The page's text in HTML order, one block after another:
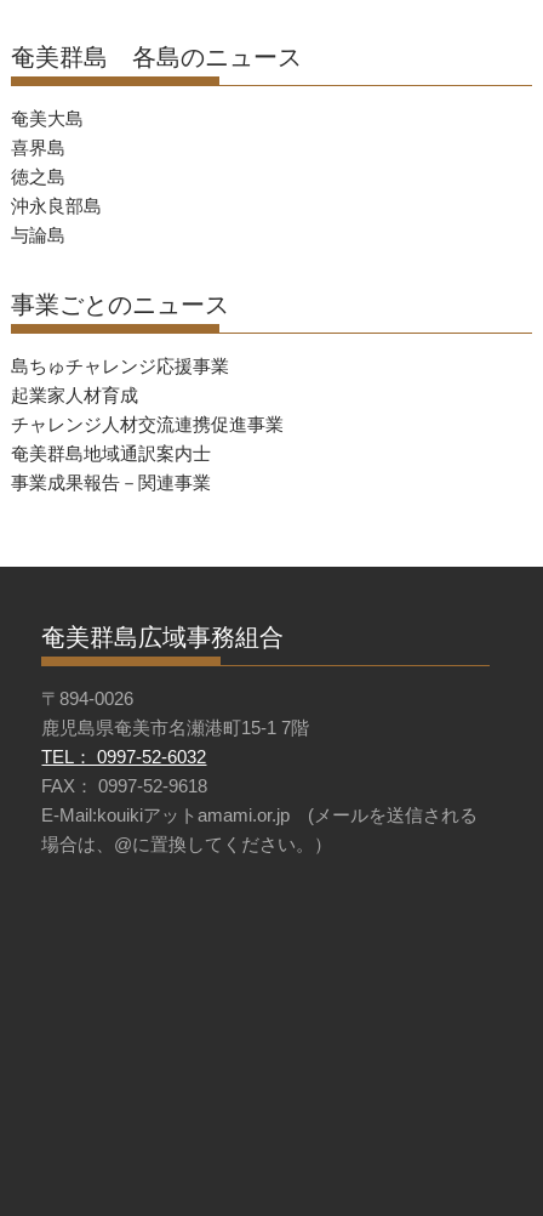
事
務
合
か
ら
の
お
ら
せ
奄美群島 各島のニュース
奄美大島
喜界島
徳之島
沖永良部島
与論島
事業ごとのニュース
島ちゅチャレンジ応援事業
起業家人材育成
チャレンジ人材交流連携促進事業
奄美群島地域通訳案内士
事業成果報告－関連事業
奄美群島広域事務組合
〒894-0026
鹿児島県奄美市名瀬港町15-1 7階
TEL： 0997-52-6032
FAX： 0997-52-9618
E-Mail:kouikiアットamami.or.jp (メールを送信される
場合は、@に置換してください。）